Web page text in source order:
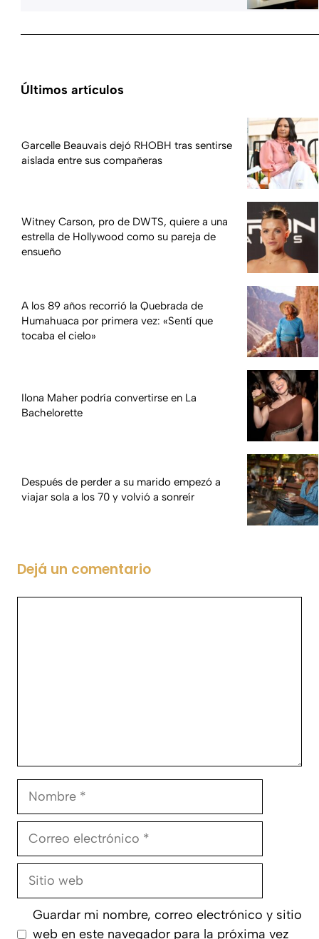
Últimos artículos
Garcelle Beauvais dejó RHOBH tras sentirse
aislada entre sus compañeras
Witney Carson, pro de DWTS, quiere a una
estrella de Hollywood como su pareja de
ensueño
A los 89 años recorrió la Quebrada de
Humahuaca por primera vez: «Sentí que
tocaba el cielo»
Ilona Maher podría convertirse en La
Bachelorette
Después de perder a su marido empezó a
viajar sola a los 70 y volvió a sonreír
Dejá un comentario
Nombre
Correo
Sitio
Guardar mi nombre, correo electrónico y sitio
web en este navegador para la próxima vez